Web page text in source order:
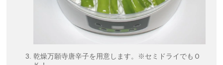
乾燥万願寺唐辛子を用意します。※セミドライでもＯ